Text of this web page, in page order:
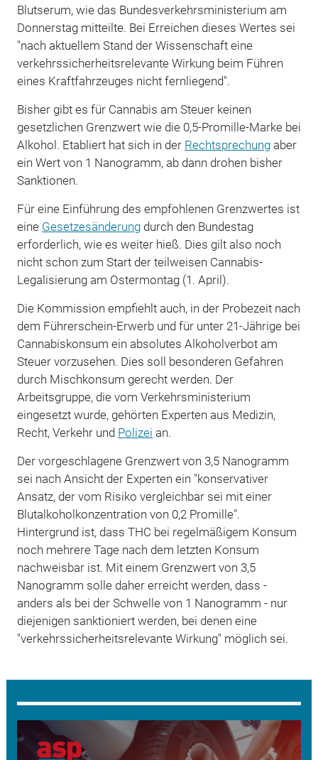
Blutserum, wie das Bundesverkehrsministerium am
Donnerstag mitteilte. Bei Erreichen dieses Wertes sei
"nach aktuellem Stand der Wissenschaft eine
verkehrssicherheitsrelevante Wirkung beim Führen
eines Kraftfahrzeuges nicht fernliegend".
Bisher gibt es für Cannabis am Steuer keinen
gesetzlichen Grenzwert wie die 0,5-Promille-Marke bei
Alkohol. Etabliert hat sich in der Rechtsprechungaber
ein Wert von 1 Nanogramm, ab dann drohen bisher
Sanktionen.
Für eine Einführung des empfohlenen Grenzwertes ist
eine Gesetzesänderungdurch den Bundestag
erforderlich, wie es weiter hieß. Dies gilt also noch
nicht schon zum Start der teilweisen Cannabis-
Legalisierung am Ostermontag (1. April).
Die Kommission empfiehlt auch, in der Probezeit nach
dem Führerschein-Erwerb und für unter 21-Jährige bei
Cannabiskonsum ein absolutes Alkoholverbot am
Steuer vorzusehen. Dies soll besonderen Gefahren
durch Mischkonsum gerecht werden. Der
Arbeitsgruppe, die vom Verkehrsministerium
eingesetzt wurde, gehörten Experten aus Medizin,
Recht, Verkehr und Polizei an.
Der vorgeschlagene Grenzwert von 3,5 Nanogramm
sei nach Ansicht der Experten ein "konservativer
Ansatz, der vom Risiko vergleichbar sei mit einer
Blutalkoholkonzentration von 0,2 Promille".
Hintergrund ist, dass THC bei regelmäßigem Konsum
noch mehrere Tage nach dem letzten Konsum
nachweisbar ist. Mit einem Grenzwert von 3,5
Nanogramm solle daher erreicht werden, dass -
anders als bei der Schwelle von 1 Nanogramm - nur
diejenigen sanktioniert werden, bei denen eine
"verkehrssicherheitsrelevante Wirkung" möglich sei.